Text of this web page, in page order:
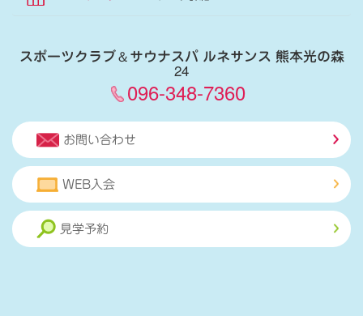
スポーツクラブ＆サウナスパ ルネサンス 熊本光の森
24
096-348-7360
お問い合わせ
WEB入会
見学予約